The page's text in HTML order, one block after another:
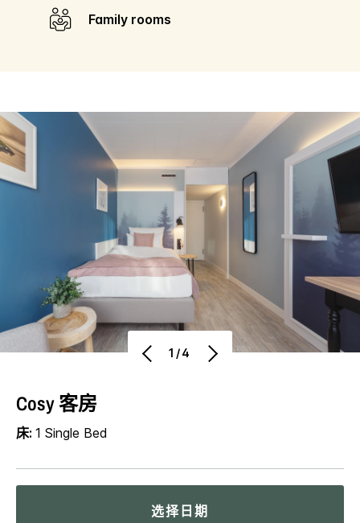
Family rooms
1/4
Cosy 客房
床: 1 Single Bed
选择日期